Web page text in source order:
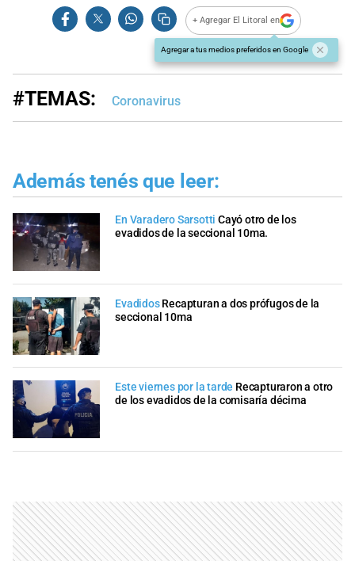
+ Agregar El Litoral en
Agregar a tus medios preferidos en Google
#TEMAS: Coronavirus
Además tenés que leer:
En Varadero Sarsotti Cayó otro de los
evadidos de la seccional 10ma.
Evadidos Recapturan a dos prófugos de la
seccional 10ma
Este viernes por la tarde Recapturaron a otro
de los evadidos de la comisaría décima